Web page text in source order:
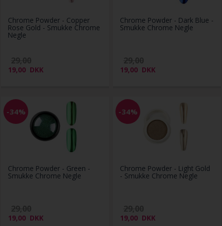
Chrome Powder - Copper
Rose Gold - Smukke Chrome
Negle
19,00 DKK
Chrome Powder - Dark Blue -
Smukke Chrome Negle
19,00 DKK
-34%
Chrome Powder - Green -
Smukke Chrome Negle
19,00 DKK
-34%
Chrome Powder - Light Gold
- Smukke Chrome Negle
19,00 DKK